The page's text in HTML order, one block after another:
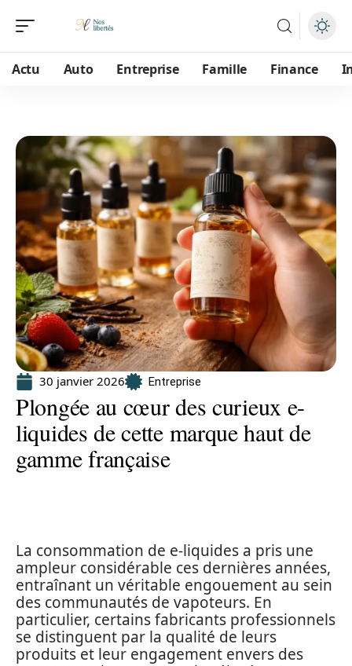
Actu Auto Entreprise Famille Finance
30 janvier 2026 Entreprise
Plongée au cœur des curieux e-
liquides de cette marque haut de
gamme française
La consommation de e-liquides a pris une
ampleur considérable ces dernières années,
entraînant un véritable engouement au sein
des communautés de vapoteurs. En
particulier, certains fabricants professionnels
se distinguent par la qualité de leurs
produits et leur engagement envers des